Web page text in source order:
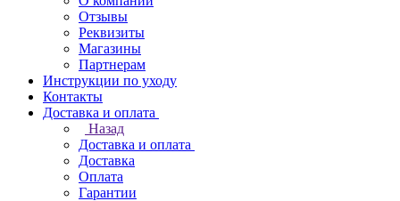
Отзывы
Реквизиты
Магазины
Партнерам
Инструкции по уходу
Контакты
Доставка и оплата
Назад
Доставка и оплата
Доставка
Оплата
Гарантии